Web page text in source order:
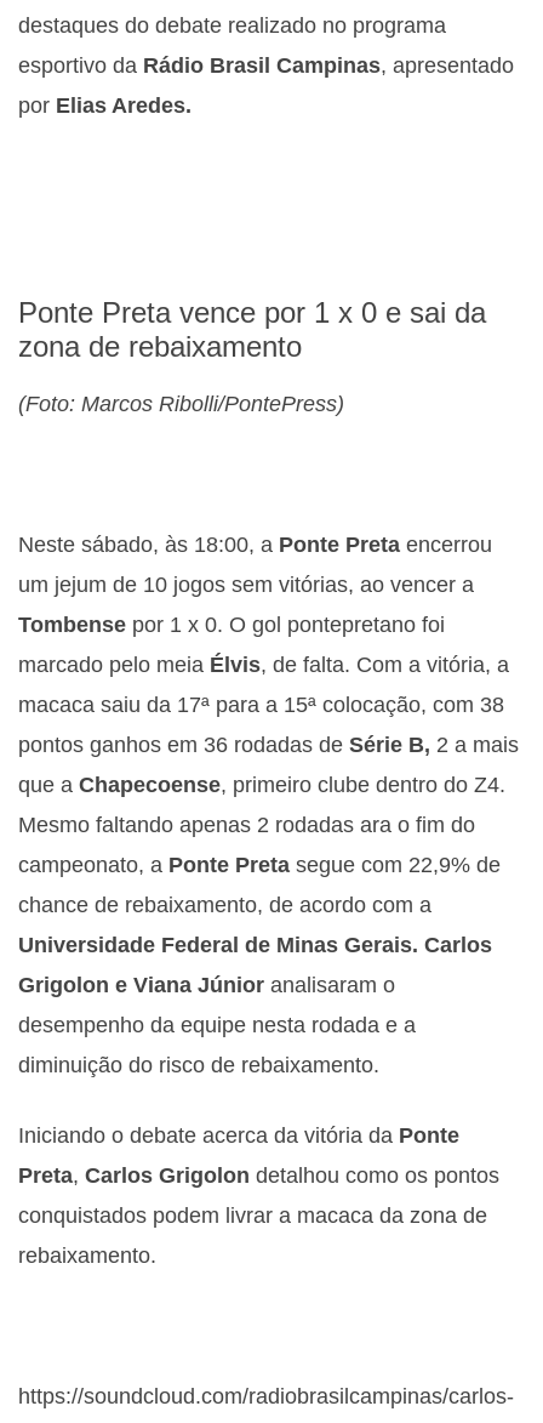
destaques do debate realizado no programa
esportivo da Rádio Brasil Campinas, apresentado
por Elias Aredes.
Ponte Preta vence por 1 x 0 e sai da
zona de rebaixamento
(Foto: Marcos Ribolli/PontePress)
Neste sábado, às 18:00, a Ponte Preta encerrou
um jejum de 10 jogos sem vitórias, ao vencer a
Tombense por 1 x 0. O gol pontepretano foi
marcado pelo meia Élvis, de falta. Com a vitória, a
macaca saiu da 17ª para a 15ª colocação, com 38
pontos ganhos em 36 rodadas de Série B, 2 a mais
que a Chapecoense, primeiro clube dentro do Z4.
Mesmo faltando apenas 2 rodadas ara o fim do
campeonato, a Ponte Preta segue com 22,9% de
chance de rebaixamento, de acordo com a
Universidade Federal de Minas Gerais. Carlos
Grigolon e Viana Júnior analisaram o
desempenho da equipe nesta rodada e a
diminuição do risco de rebaixamento.
Iniciando o debate acerca da vitória da Ponte
Preta, Carlos Grigolon detalhou como os pontos
conquistados podem livrar a macaca da zona de
rebaixamento.
https://soundcloud.com/radiobrasilcampinas/carlos-